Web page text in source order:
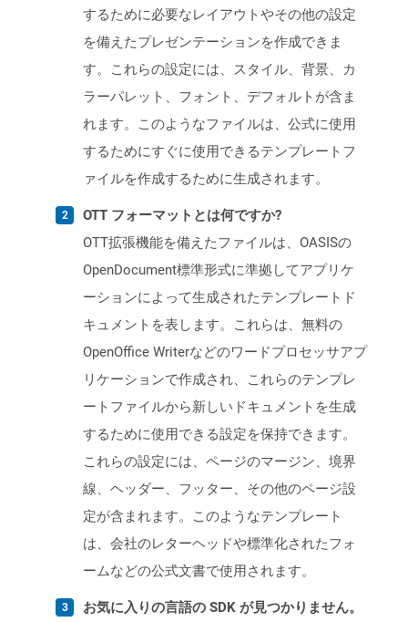
するために必要なレイアウトやその他の設定
を備えたプレゼンテーションを作成できま
す。これらの設定には、スタイル、背景、カ
ラーパレット、フォント、デフォルトが含ま
れます。このようなファイルは、公式に使用
するためにすぐに使用できるテンプレートフ
ァイルを作成するために生成されます。
OTT フォーマットとは何ですか?
OTT拡張機能を備えたファイルは、OASISの
OpenDocument標準形式に準拠してアプリケ
ーションによって生成されたテンプレートド
キュメントを表します。これらは、無料の
OpenOffice Writerなどのワードプロセッサアプ
リケーションで作成され、これらのテンプレ
ートファイルから新しいドキュメントを生成
するために使用できる設定を保持できます。
これらの設定には、ページのマージン、境界
線、ヘッダー、フッター、その他のページ設
定が含まれます。このようなテンプレート
は、会社のレターヘッドや標準化されたフォ
ームなどの公式文書で使用されます。
お気に入りの言語の SDK が見つかりません。